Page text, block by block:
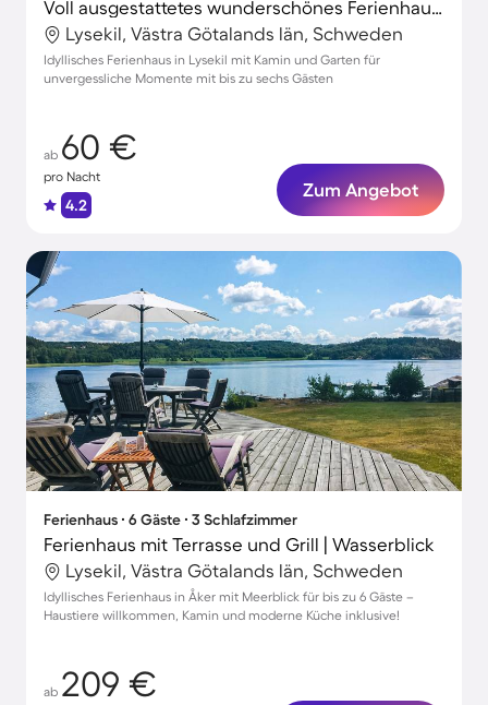
Voll ausgestattetes wunderschönes Ferienhaus mit Garten, Grill und Terrasse
Lysekil, Västra Götalands län, Schweden
Idyllisches Ferienhaus in Lysekil mit Kamin und Garten für
unvergessliche Momente mit bis zu sechs Gästen
ab 60 €
pro Nacht
4.2
Zum Angebot
Ferienhaus ∙ 6 Gäste ∙ 3 Schlafzimmer
Ferienhaus mit Terrasse und Grill | Wasserblick
Lysekil, Västra Götalands län, Schweden
Idyllisches Ferienhaus in Åker mit Meerblick für bis zu 6 Gäste –
Haustiere willkommen, Kamin und moderne Küche inklusive!
ab 209 €